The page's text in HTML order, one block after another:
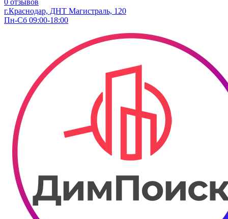
г.Краснодар, ​ДНТ Магистраль, 120
Пн-Сб 09:00-18:00